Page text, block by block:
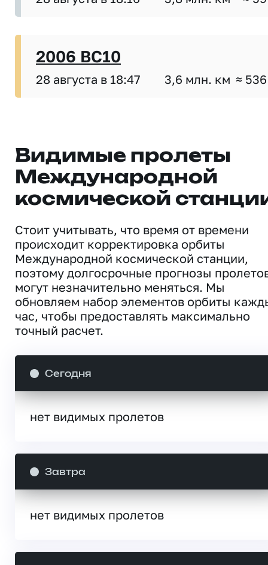
2006 BC10
28 августа в 18:47 3,6 млн. км ≈
Видимые пролеты
Международной
космической
Стоит учитывать, что время от времени
происходит корректировка орбиты
Международной космической станции,
поэтому долгосрочные прогнозы
могут незначительно меняться. Мы
обновляем набор элементов орбиты
час, чтобы предоставлять максимально
точный расчет.
Сегодня
нет видимых пролетов
Завтра
нет видимых пролетов